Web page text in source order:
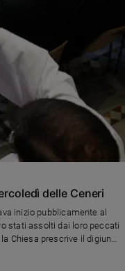
delle Ceneri
inizio pubblicamente al
stati assolti dai loro peccati
Chiesa prescrive il digiuno
e la necessità della